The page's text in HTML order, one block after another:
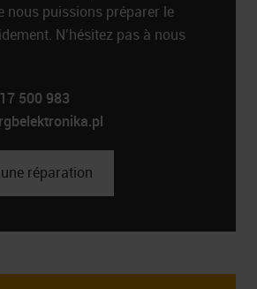
nous puissions préparer le
N’hésitez pas à nous
500 983
réparation